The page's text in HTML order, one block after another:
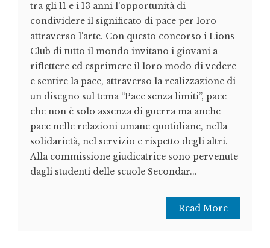
tra gli 11 e i 13 anni l'opportunità di
condividere il significato di pace per loro
attraverso l'arte. Con questo concorso i Lions
Club di tutto il mondo invitano i giovani a
riflettere ed esprimere il loro modo di vedere
e sentire la pace, attraverso la realizzazione di
un disegno sul tema “Pace senza limiti”, pace
che non è solo assenza di guerra ma anche
pace nelle relazioni umane quotidiane, nella
solidarietà, nel servizio e rispetto degli altri.
Alla commissione giudicatrice sono pervenute
dagli studenti delle scuole Secondar...
Read More